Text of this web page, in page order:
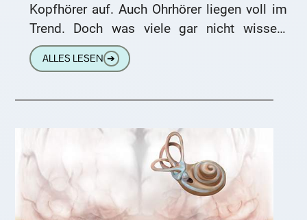
Kopfhörer auf. Auch Ohrhörer liegen voll im
Trend. Doch was viele gar nicht wissen:
Ohrhörer und Kopfhörer
ALLES LESEN ➔